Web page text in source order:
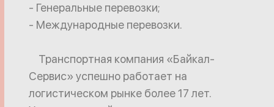
- Генеральные перевозки;
- Международные перевозки.
Транспортная компания «Байкал-
Сервис» успешно работает на
логистическом рынке более 17 лет.